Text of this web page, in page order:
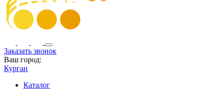
Заказать звонок
Ваш город:
Курган
Каталог